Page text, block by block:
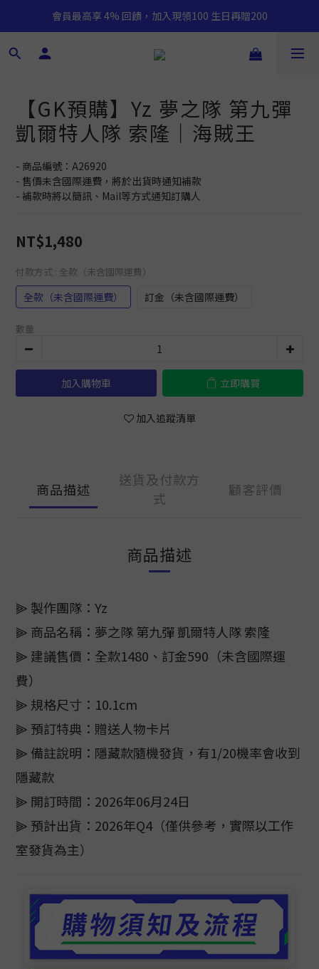
會員最高享 4% 回饋，加入現領100 生日再贈200
【GK預購】Yz 夢之隊 第九彈
凱爾特人隊 索隆｜海賊王
- 商品編號：A26920
- 售價未含國際運費，將於出貨時通知補款
- 補款時將以簡訊、Mail等方式通知訂購人
NT$1,480
付款方式 : 全款（未含國際運費）
全款（未含國際運費） 訂金（未含國際運費）
數量
加入購物車 立即購買
加入追蹤清單
商品描述
送貨及付款方
式
顧客評價
商品描述
⫸ 製作團隊：Yz
⫸ 商品名稱：夢之隊 第九彈 凱爾特人隊 索隆
⫸ 建議售價：全款1480、訂金590（未含國際運
費）
⫸ 規格尺寸：10.1cm
⫸ 預訂特典：贈送人物卡片
⫸ 備註說明：隱藏款隨機發貨，有1/20機率會收到
隱藏款
⫸ 開訂時間：2026年06月24日
⫸ 預計出貨：2026年Q4（僅供參考，實際以工作
室發貨為主）